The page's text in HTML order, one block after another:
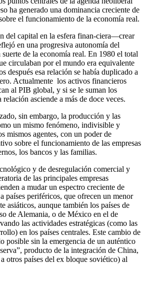
ha generado una dominancia creciente de
el funcionamiento de la economía real.
del capital en la esfera finan-ciera—crear
en una progresiva autonomía del
de la economía real. En 1980 el total
circulaban por el mundo era equivalente
después esa relación se había duplicado a
Actualmente los activos financieros
al PIB global, y si se le suman los
asciende a más de doce veces.
sin embargo, la producción y las
un mismo fenómeno, indivisible y
mismos agentes, con un poder de
sobre el funcionamiento de las empresas
los bancos y las familias.
y de desregulación comercial y
de las principales empresas
a mudar un espectro creciente de
países periféricos, que ofrecen un menor
asiáticos, aunque también los países de
de Alemania, o de México en el de
las actividades estratégicas (como las
en los países centrales. Este cambio de
posible sin la emergencia de un auténtico
producto de la integración de China,
otros países del ex bloque soviético) al